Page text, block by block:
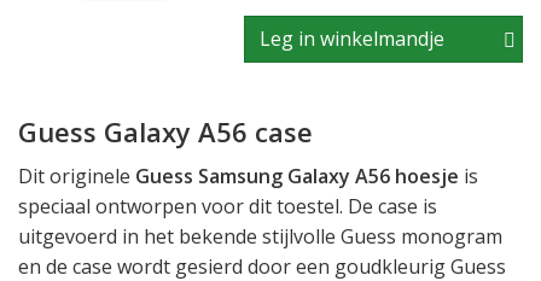
Leg in winkelmandje
Guess Galaxy A56 case
Dit originele Guess Samsung Galaxy A56 hoesje is
speciaal ontworpen voor dit toestel. De case is
uitgevoerd in het bekende stijlvolle Guess monogram
en de case wordt gesierd door een goudkleurig Guess